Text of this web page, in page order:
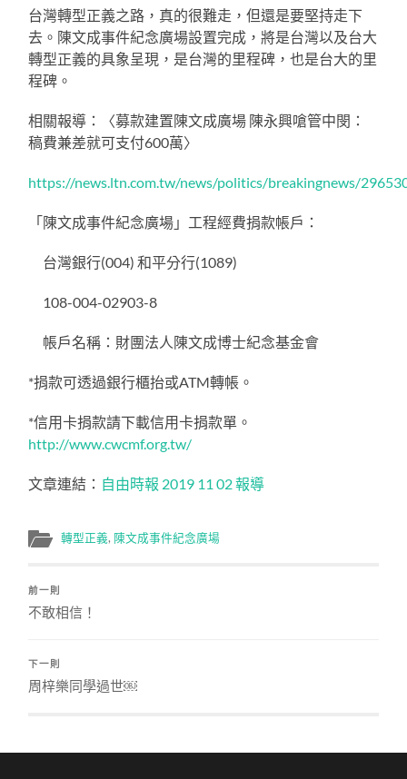
台灣轉型正義之路，真的很難走，但還是要堅持走下
去。陳文成事件紀念廣場設置完成，將是台灣以及台大
轉型正義的具象呈現，是台灣的里程碑，也是台大的里
程碑。
相關報導：〈募款建置陳文成廣場 陳永興嗆管中閔：
稿費兼差就可支付600萬〉
https://news.ltn.com.tw/news/politics/breakingnews/
「陳文成事件紀念廣場」工程經費捐款帳戶：
台灣銀行(004) 和平分行(1089)
108-004-02903-8
帳戶名稱：財團法人陳文成博士紀念基金會
*捐款可透過銀行櫃抬或ATM轉帳。
*信用卡捐款請下載信用卡捐款單。
http://www.cwcmf.org.tw/
文章連結： 自由時報 2019 11 02 報導
轉型正義, 陳文成事件紀念廣場
前一則
不敢相信！
下一則
周梓樂同學過世￼